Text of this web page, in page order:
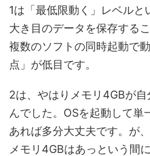
1は「最低限動く」レベルと
大き目のデータを保存する
複数のソフトの同時起動で
点」が低目です。
2は、やはりメモリ4GBが
んでした。OSを起動して単
あれば多分大丈夫です。が
メモリ4GBはあっという間